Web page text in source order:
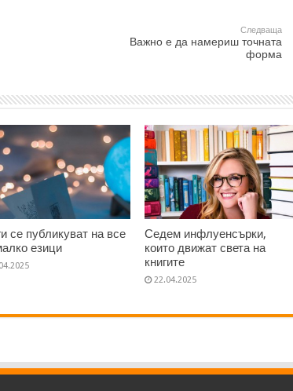
Следваща
Важно е да намериш точната
форма
се публикуват на все
езици
Седем инфлуенсърки,
които движат света на
книгите
22.04.2025